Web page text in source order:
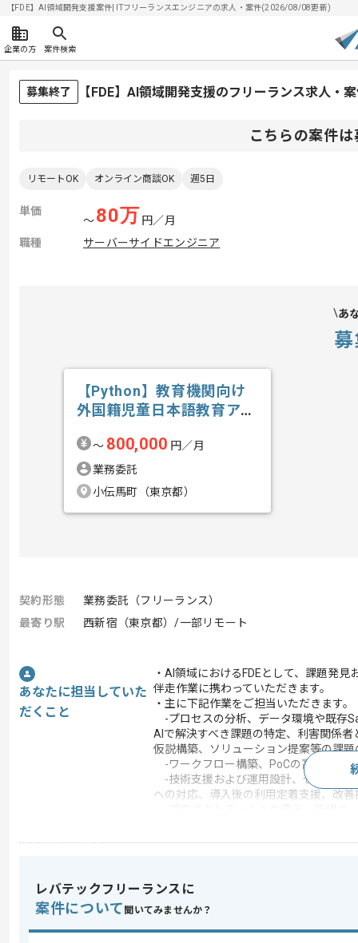
【FDE】AI領域開発支援案件| ITフリーランスエンジニアの求人・案件(2026/08/08更新)
企業の方 案件検索
募集終了 【FDE】AI領域開発支援のフリーランス求人・
こちらの案件
リモートOK オンライン商談OK 週5日
単価
〜80万 円／月
職種
サーバーサイドエンジニア
あ
【Python】教育機関向け
外国籍児童日本語教育アプ
〜 800,000 円／月
業務委託
小伝馬町（東京都）
契約形態
業務委託（フリーランス）
最寄り駅
西新宿（東京都）/一部リモート
あなたに担当していた
だくこと
・AI領域におけるFDEとして、課題発見
伴走作業に携わっていただきます。
・主に下記作業をご担当いただきます。
-プロセスの分析、データ環境や既存
AIで解決すべき課題の特定、利害関係
仮説構築、ソリューション提案等の課
-ワークフロー構築、PoCの高速実装
-技術支援および運用設計、セキュリ
への対応、導入後の利用定着支援、改善
この案件のポイント
レバテックフリーランスに
案件について 聞いてみませんか？